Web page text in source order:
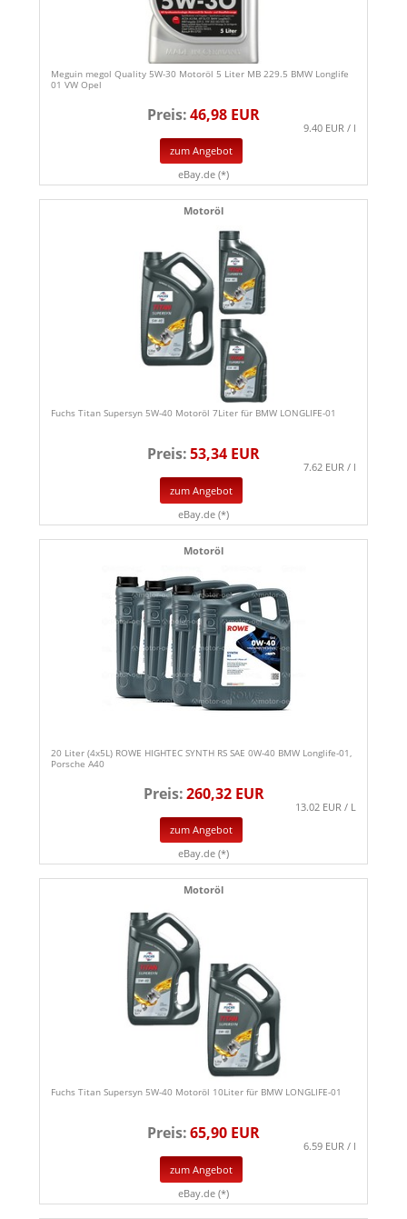
Meguin megol Quality 5W-30 Motoröl 5 Liter MB 229.5 BMW Longlife
01 VW Opel
Preis:46,98 EUR
9.40 EUR / l
zum Angebot
eBay.de (*)
Motoröl
Fuchs Titan Supersyn 5W-40 Motoröl 7Liter für BMW LONGLIFE-01
Preis:53,34 EUR
7.62 EUR / l
zum Angebot
eBay.de (*)
Motoröl
20 Liter (4x5L) ROWE HIGHTEC SYNTH RS SAE 0W-40 BMW Longlife-01,
Porsche A40
Preis:260,32 EUR
13.02 EUR / L
zum Angebot
eBay.de (*)
Motoröl
Fuchs Titan Supersyn 5W-40 Motoröl 10Liter für BMW LONGLIFE-01
Preis:65,90 EUR
6.59 EUR / l
zum Angebot
eBay.de (*)